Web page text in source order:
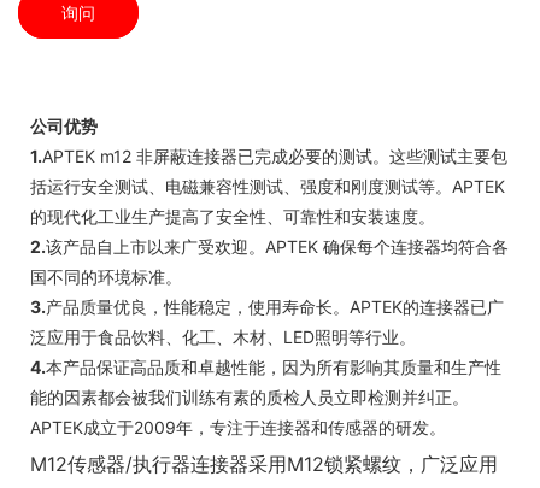
询问
公司优势
1.APTEK m12 非屏蔽连接器已完成必要的测试。这些测试主要包
括运行安全测试、电磁兼容性测试、强度和刚度测试等。APTEK
的现代化工业生产提高了安全性、可靠性和安装速度。
2.该产品自上市以来广受欢迎。APTEK 确保每个连接器均符合各
国不同的环境标准。
3.产品质量优良，性能稳定，使用寿命长。APTEK的连接器已广
泛应用于食品饮料、化工、木材、LED照明等行业。
4.本产品保证高品质和卓越性能，因为所有影响其质量和生产性
能的因素都会被我们训练有素的质检人员立即检测并纠正。
APTEK成立于2009年，专注于连接器和传感器的研发。
M12传感器/执行器连接器采用M12锁紧螺纹，广泛应用